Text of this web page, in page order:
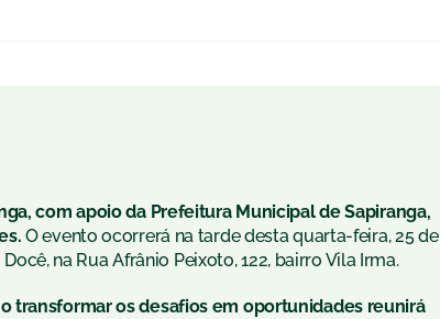
com apoio da Prefeitura Municipal de Sapiranga,
O evento ocorrerá na tarde destaquarta-feira, 25 de
na Rua Afrânio Peixoto, 122, bairro Vila Irma.
transformar os desafios em oportunidades reunirá